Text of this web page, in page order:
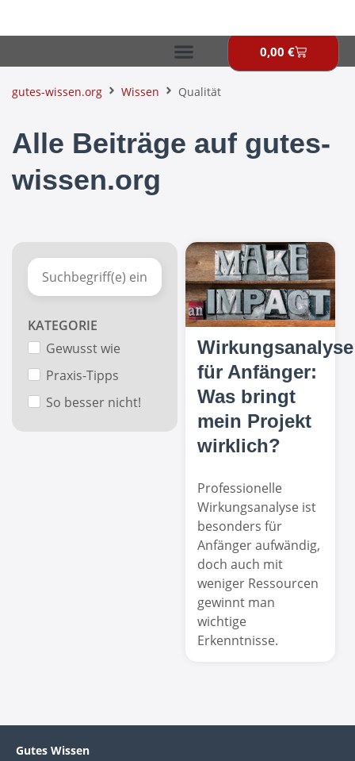
0,00 €
gutes-wissen.org Wissen Qualität
Alle Beiträge auf gutes-
wissen.org
KATEGORIE
Gewusst wie
Praxis-Tipps
So besser nicht!
Wirkungsanalyse
für Anfänger:
Was bringt
mein Projekt
wirklich?
Professionelle
Wirkungsanalyse ist
besonders für
Anfänger aufwändig,
doch auch mit
weniger Ressourcen
gewinnt man
wichtige
Erkenntnisse.
Gutes Wissen